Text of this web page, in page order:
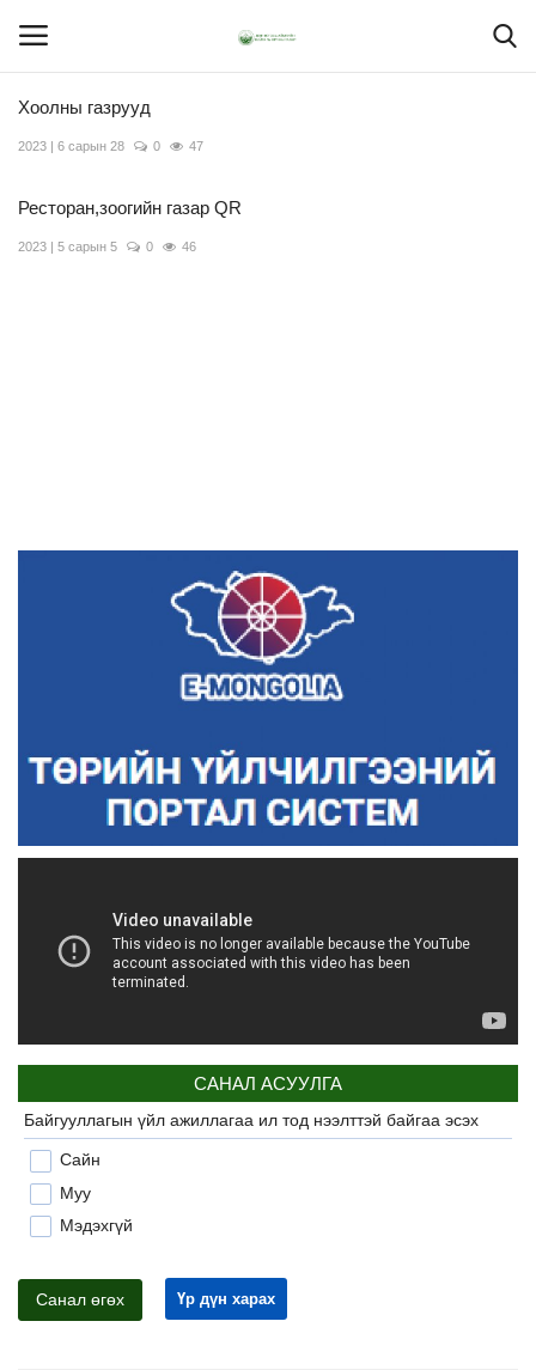
Хоолны газрууд
2023 | 6 сарын 28 0 47
Ресторан,зоогийн газар QR
2023 | 5 сарын 5 0 46
САНАЛ АСУУЛГА
Байгууллагын үйл ажиллагаа ил тод нээлттэй байгаа эсэх
Сайн
Муу
Мэдэхгүй
Санал өгөх Үр дүн харах